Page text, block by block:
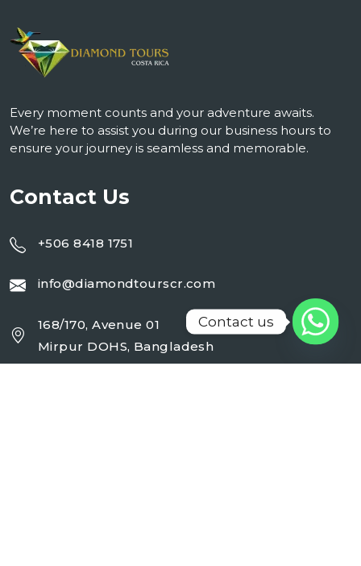
Every moment counts and your adventure awaits.
We’re here to assist you during our business hours to
ensure your journey is seamless and memorable.
Contact Us
+506 8418 1751
info@diamondtourscr.com
168/170, Avenue 01
Mirpur DOHS, Bangladesh
Contact us